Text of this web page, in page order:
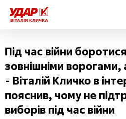
Під час війни
зовнішніми
- Віталій Кличко в
пояснив, чому не
виборів під час війни